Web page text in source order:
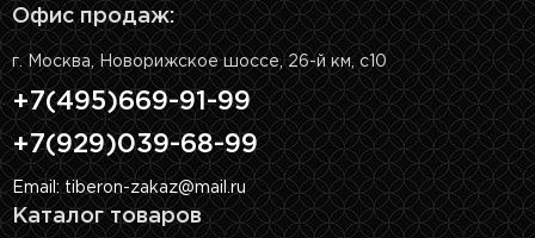
Офис продаж:
г. Москва, Новорижское шоссе, 26-й км, с10
+7(495)669-91-99
+7(929)039-68-99
Email: tiberon-zakaz@mail.ru
Каталог товаров